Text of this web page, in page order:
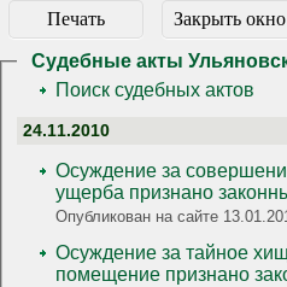
Печать Закрыть окно
Судебные акты
Поиск судебных актов
24.11.2010
Осуждение за
ущерба признано
Опубликован на сайте
Осуждение за тайное
помещение признано